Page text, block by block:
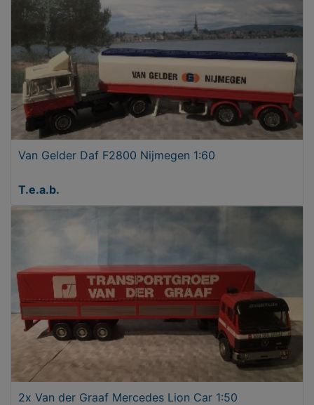
Van Gelder Daf F2800 Nijmegen 1:60
T.e.a.b.
2x Van der Graaf Mercedes Lion Car 1:50